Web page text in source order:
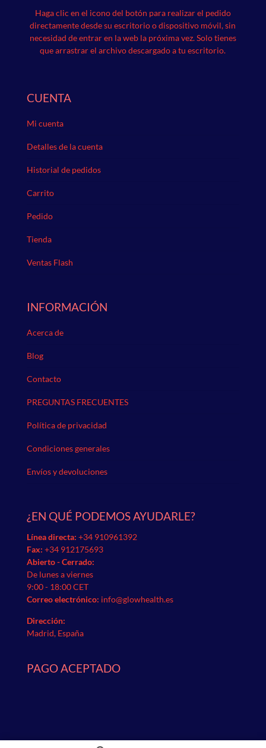
Haga clic en el icono del botón para realizar el pedido
directamente desde su escritorio o dispositivo móvil, sin
necesidad de entrar en la web la próxima vez.Solo tienes
que arrastrar el archivo descargado a tu escritorio.
CUENTA
Mi cuenta
Detalles de la cuenta
Historial de pedidos
Carrito
Pedido
Tienda
Ventas Flash
INFORMACIÓN
Acerca de
Blog
Contacto
PREGUNTAS FRECUENTES
Política de privacidad
Condiciones generales
Envíos y devoluciones
¿EN QUÉ PODEMOS AYUDARLE?
Línea directa: +34 910961392
Fax: +34 912175693
Abierto - Cerrado:
De lunes a viernes
9:00 - 18:00 CET
Correo electrónico: info@glowhealth.es
Dirección:
Madrid, España
PAGO ACEPTADO